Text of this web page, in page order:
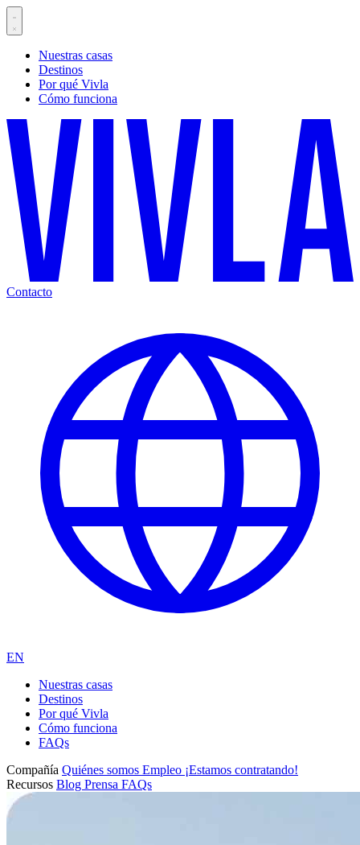
Nuestras casas
Destinos
Por qué Vivla
Cómo funciona
Contacto
EN
Nuestras casas
Destinos
Por qué Vivla
Cómo funciona
FAQs
Compañía Quiénes somos Empleo ¡Estamos contratando!
Recursos Blog Prensa FAQs